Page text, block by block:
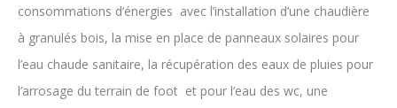
consommations d’énergies avec l’installation d’une chaudière
à granulés bois, la mise en place de panneaux solaires pour
l’eau chaude sanitaire, la récupération des eaux de pluies pour
l’arrosage du terrain de foot et pour l’eau des wc, une